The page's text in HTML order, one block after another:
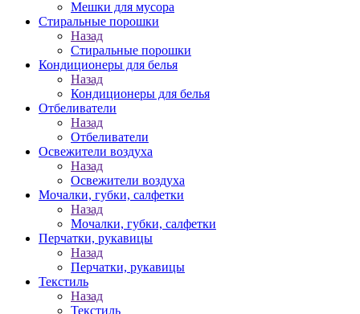
Мешки для мусора
Стиральные порошки
Назад
Стиральные порошки
Кондиционеры для белья
Назад
Кондиционеры для белья
Отбеливатели
Назад
Отбеливатели
Освежители воздуха
Назад
Освежители воздуха
Мочалки, губки, салфетки
Назад
Мочалки, губки, салфетки
Перчатки, рукавицы
Назад
Перчатки, рукавицы
Текстиль
Назад
Текстиль